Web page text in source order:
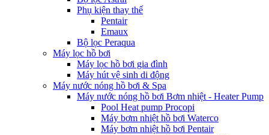
Phụ kiện thay thế
Pentair
Emaux
Bộ lọc Peraqua
Máy lọc hồ bơi
Máy lọc hồ bơi gia đình
Máy hút vệ sinh di động
Máy nước nóng hồ bơi & Spa
Máy nước nóng hồ bơi Bơm nhiệt - Heater Pump
Pool Heat pump Procopi
Máy bơm nhiệt hồ bơi Waterco
Máy bơm nhiệt hồ bơi Pentair